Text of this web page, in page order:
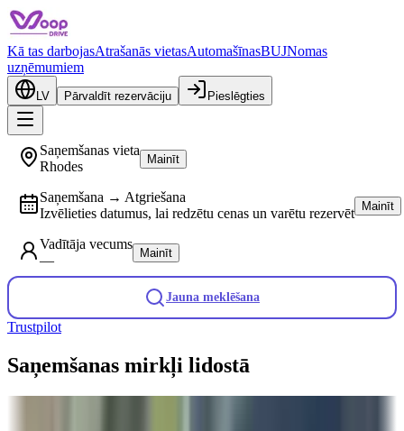
Kā tas darbojasAtrašanās vietasAutomašīnasBUJNomas
uzņēmumiem
LV Pārvaldīt rezervāciju Pieslēgties
Saņemšanas vieta
Rhodes
Mainīt
Saņemšana → Atgriešana
Izvēlieties datumus, lai redzētu cenas un varētu rezervēt Mainīt
Vadītāja vecums
—
Mainīt
Jauna meklēšana
Trustpilot
Saņemšanas mirkļi lidostā